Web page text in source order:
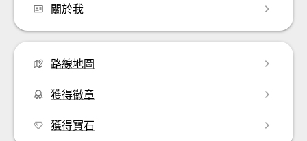
關於我
路線地圖
獲得徽章
獲得寶石